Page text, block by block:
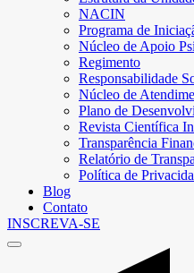
NACIN
Programa de
Núcleo de Apoio
Regimento
Responsabilidade
Núcleo de
Plano de
Revista Científica
Transparência
Relatório de
Política de
Blog
Contato
INSCREVA-SE